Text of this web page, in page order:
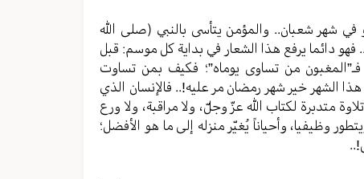
في شهر شعبان.. والمؤمن يتأسى بالنبي (صلی الله
دائما يرفع هذا الشعار في بداية كل موسم: قبل
من تساوى يوماه”؛ فكيف بمن تساوت
الشهر خير شهر رمضان مر عليه!.. فالإنسان الذي
متدبرة لكتاب الله عزّ وجلّ، ولا مراقبة، ولا ورع
وظيفيا، وأحياناً يُغيّر منزله إلى ما هو الأفضل؛